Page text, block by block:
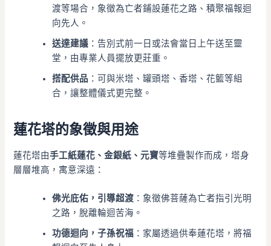
渡等場合，象徵為亡者鋪設蓮花之路、積聚福報迴
向先人。
送達建議 ：告別式前一日或法會當日上午送至靈
堂，由專業人員擺放更莊重。
搭配供品 ：可與米塔、罐頭塔、香塔、花籃等組
合，讓整體儀式更完整。
蓮花塔的象徵與用途
蓮花塔由手工紙蓮花、金銀紙、元寶等堆疊製作而成，塔身
層層堆高，寓意深遠：
佛光庇佑，引導超渡 ：象徵佛菩薩為亡者指引光明
之路，脫離輪迴苦海。
功德迴向，子孫祝福 ：家屬透過供奉蓮花塔，將福